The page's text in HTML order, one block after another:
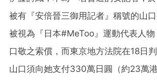
被有『安倍晉三御用記者』稱號的山
被視為『日本#MeToo』運動代表人物
口敬之索償，而東京地方法院在18日
山口須向她支付330萬日圓（約23萬